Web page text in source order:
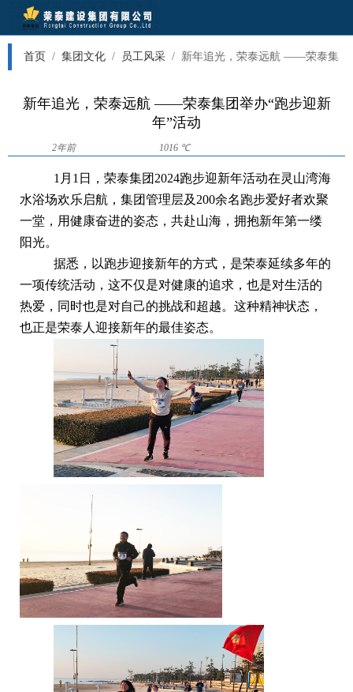
首页 / 集团文化 / 员工风采 / 新年追光，荣泰远航 ——荣泰集
新年追光，荣泰远航 ——荣泰集团举办“跑步迎新
年”活动
2年前 1016 ℃
1月1日，荣泰集团2024跑步迎新年活动在灵山湾海
水浴场欢乐启航，集团管理层及200余名跑步爱好者欢聚
一堂，用健康奋进的姿态，共赴山海，拥抱新年第一缕
阳光。
据悉，以跑步迎接新年的方式，是荣泰延续多年的
一项传统活动，这不仅是对健康的追求，也是对生活的
热爱，同时也是对自己的挑战和超越。这种精神状态，
也正是荣泰人迎接新年的最佳姿态。